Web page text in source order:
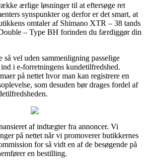
ærlige løsninger til at eftersøge ret
synspunkter og derfor er det smart, at
omtaler af Shimano XTR – 38 tands
– Type BH forinden du færdiggør din
så vel uden sammenligning passelige
i e-forretningens kundetilfredshed.
på nettet hvor man kan registrere en
som desuden bør drages fordel af
af indtægter fra annoncer. Vi
på nettet når vi promoverer butikkernes
for så vidt en af de besøgende på
en bestilling.